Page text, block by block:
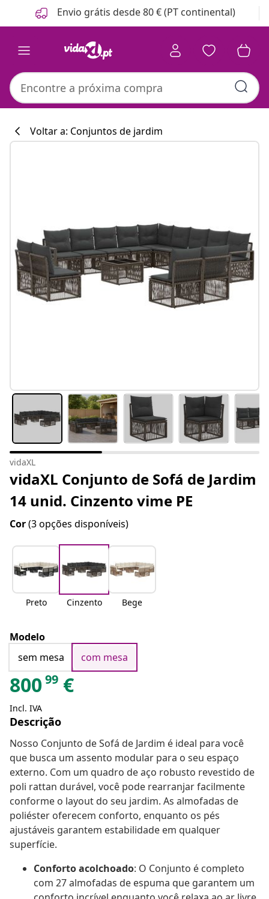
Anterior
Seguinte Envio grátis desde 80 € (PT continental)
Voltar a: Conjuntos de jardim
vidaXL
vidaXL Conjunto de Sofá de Jardim
14 unid. Cinzento vime PE
Cor(3 opções disponíveis)
Preto Cinzento Bege
Modelo
sem mesa
com mesa
80099 €
Incl. IVA
Descrição
Nosso Conjunto de Sofá de Jardim é ideal para você
que busca um assento modular para o seu espaço
externo. Com um quadro de aço robusto revestido de
poli rattan durável, você pode rearranjar facilmente
conforme o layout do seu jardim. As almofadas de
poliéster oferecem conforto, enquanto os pés
ajustáveis garantem estabilidade em qualquer
superfície.
Conforto acolchoado: O Conjunto é completo
com 27 almofadas de espuma que garantem um